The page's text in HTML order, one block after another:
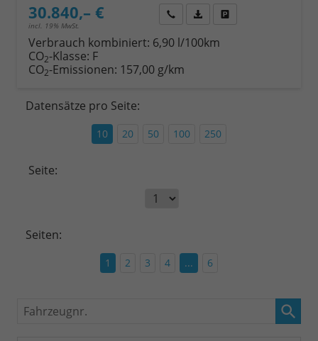
30.840,– €
incl. 19% MwSt.
Wir rufen Sie anFahrzeugexposé (PDF)
Verbrauch kombiniert: 6,90 l/100km
CO2-Klasse: F
CO2-Emissionen: 157,00 g/km
Datensätze pro Seite:
10 20 50 100 250
Seite:
Seiten:
1 2 3 4 ... 6
Fahrzeugnr.